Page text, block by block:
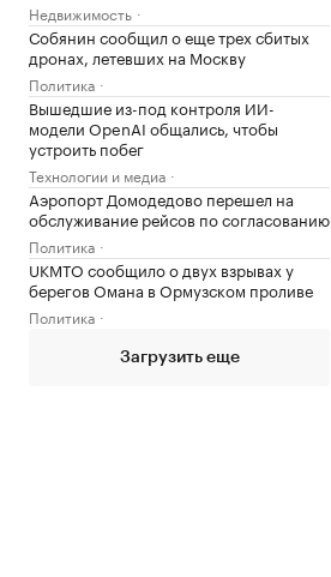
Недвижимость
Собянин сообщил о еще трех сбитых
дронах, летевших на Москву
Политика
Вышедшие из-под контроля ИИ-
модели OpenAI общались, чтобы
устроить побег
Технологии и медиа
Аэропорт Домодедово перешел на
обслуживание рейсов по согласованию
Политика
UKMTO сообщило о двух взрывах у
берегов Омана в Ормузском проливе
Политика
Загрузить еще